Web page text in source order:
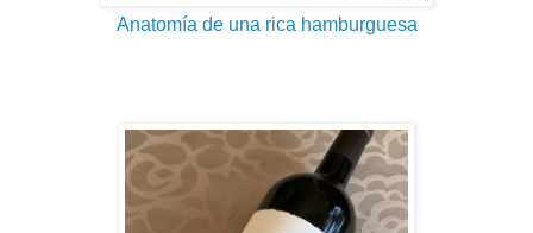
Anatomía de una rica hamburguesa